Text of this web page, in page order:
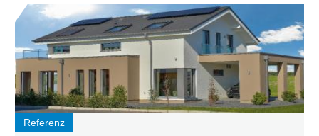
Referenz